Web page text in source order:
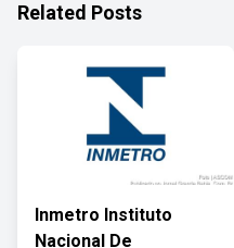
Related Posts
Inmetro Instituto
Nacional De